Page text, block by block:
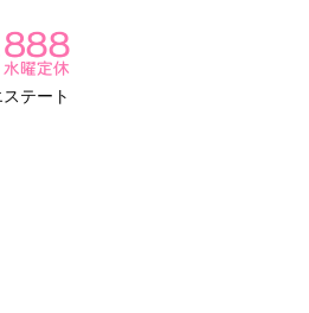
テート